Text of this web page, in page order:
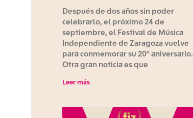
Después de dos años sin poder
celebrarlo, el próximo 24 de
septiembre, el Festival de Música
Independiente de Zaragoza vuelve
para conmemorar su 20º aniversario.
Otra gran noticia es que
Leer más